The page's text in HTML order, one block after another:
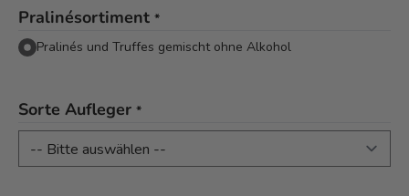
Pralinésortiment *
Pralinés und Truffes gemischt ohne Alkohol
Sorte Aufleger *